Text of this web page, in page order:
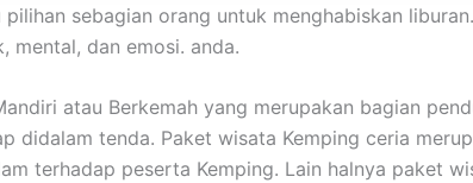
sebagian orang untuk menghabiskan
mental, dan emosi. anda.
atau Berkemah yang merupakan bagian
didalam tenda. Paket wisata Kemping ceria
terhadap peserta Kemping. Lain halnya paket